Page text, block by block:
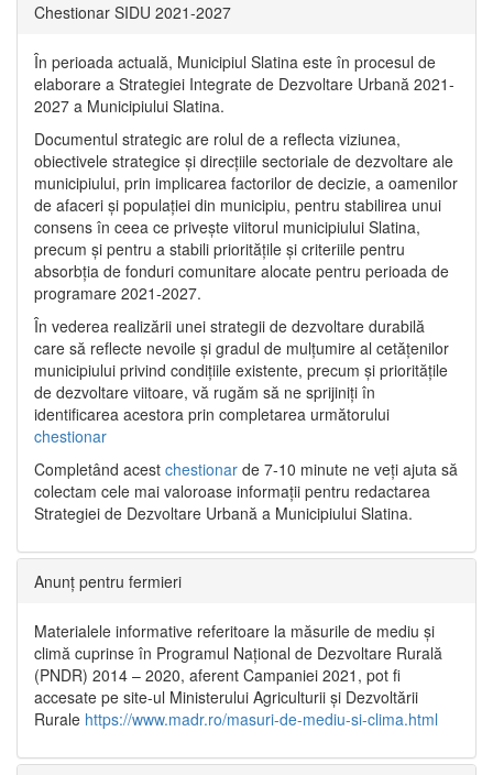
Chestionar SIDU 2021-2027
În perioada actuală, Municipiul Slatina este în procesul de
elaborare a Strategiei Integrate de Dezvoltare Urbană 2021‐
2027 a Municipiului Slatina.
Documentul strategic are rolul de a reflecta viziunea,
obiectivele strategice și direcțiile sectoriale de dezvoltare ale
municipiului, prin implicarea factorilor de decizie, a oamenilor
de afaceri și populației din municipiu, pentru stabilirea unui
consens în ceea ce privește viitorul municipiului Slatina,
precum și pentru a stabili prioritățile și criteriile pentru
absorbția de fonduri comunitare alocate pentru perioada de
programare 2021-2027.
În vederea realizării unei strategii de dezvoltare durabilă
care să reflecte nevoile și gradul de mulțumire al cetățenilor
municipiului privind condițiile existente, precum și prioritățile
de dezvoltare viitoare, vă rugăm să ne sprijiniți în
identificarea acestora prin completarea următorului
chestionar
Completând acest chestionar de 7-10 minute ne veți ajuta să
colectam cele mai valoroase informații pentru redactarea
Strategiei de Dezvoltare Urbană a Municipiului Slatina.
Anunț pentru fermieri
Materialele informative referitoare la măsurile de mediu și
climă cuprinse în Programul Național de Dezvoltare Rurală
(PNDR) 2014 – 2020, aferent Campaniei 2021, pot fi
accesate pe site-ul Ministerului Agriculturii și Dezvoltării
Rurale https://www.madr.ro/masuri-de-mediu-si-clima.html